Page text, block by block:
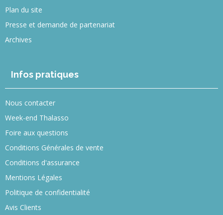
Plan du site
Presse et demande de partenariat
Archives
Infos pratiques
Nous contacter
Week-end Thalasso
Foire aux questions
Conditions Générales de vente
Conditions d'assurance
Mentions Légales
Politique de confidentialité
Avis Clients